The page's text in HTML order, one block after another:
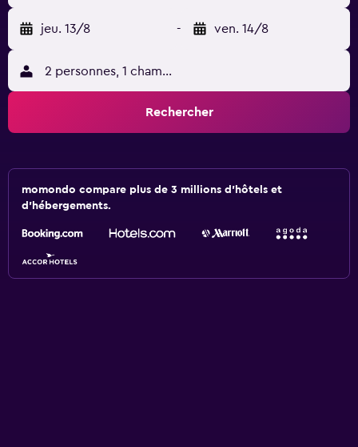
jeu. 13/8 - ven. 14/8
2 personnes, 1 chambre
Rechercher
momondo compare plus de 3 millions d'hôtels et
d'hébergements.